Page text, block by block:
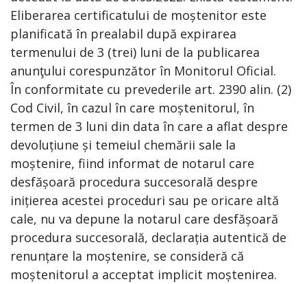
Eliberarea certificatului de moștenitor este
planificată în prealabil după expirarea
termenului de 3 (trei) luni de la publicarea
anunţului corespunzător în Monitorul Oficial.
În conformitate cu prevederile art. 2390 alin. (2)
Cod Civil, în cazul în care moștenitorul, în
termen de 3 luni din data în care a aflat despre
devoluțiune și temeiul chemării sale la
moștenire, fiind informat de notarul care
desfășoară procedura succesorală despre
inițierea acestei proceduri sau pe oricare altă
cale, nu va depune la notarul care desfășoară
procedura succesorală, declarația autentică de
renunțare la moștenire, se consideră că
moștenitorul a acceptat implicit moștenirea.